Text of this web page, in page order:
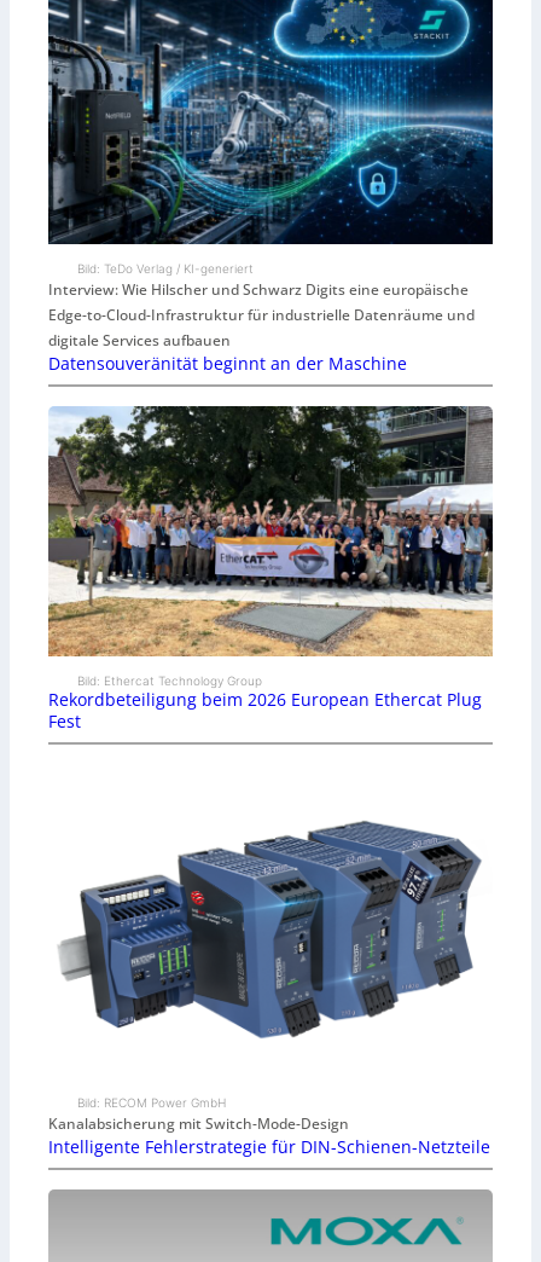
Bild: TeDo Verlag / KI-generiert
Interview: Wie Hilscher und Schwarz Digits eine europäische
Edge-to-Cloud-Infrastruktur für industrielle Datenräume und
digitale Services aufbauen
Datensouveränität beginnt an der Maschine
Bild: Ethercat Technology Group
Rekordbeteiligung beim 2026 European Ethercat Plug
Fest
Bild: RECOM Power GmbH
Kanalabsicherung mit Switch-Mode-Design
Intelligente Fehlerstrategie für DIN-Schienen-Netzteile